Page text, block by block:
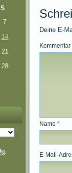
S
7
14
21
28
Deine E-
Kommentar
Name *
E-Mail-